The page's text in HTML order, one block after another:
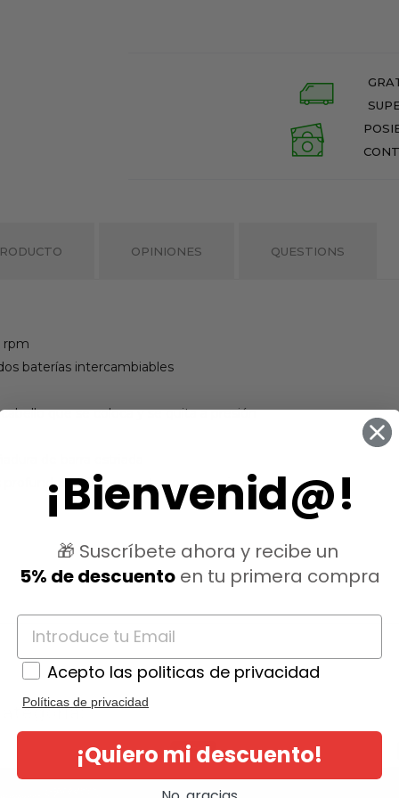
OPINIONES QUESTIONS
rpm
baterías intercambiables
que se coloca y se quita a presión
de barra estriada
360° expuesta con espacio cero
-17,36%
¡Bienvenid@!
🎁 Suscríbete ahora y recibe un
5% de descuentoen tu primera compra
Acepto las politicas de privacidad
Políticas de privacidad
¡Quiero mi descuento!